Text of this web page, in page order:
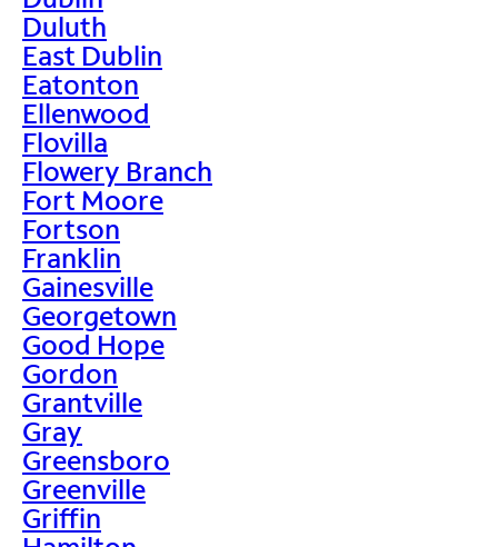
Duluth
East Dublin
Eatonton
Ellenwood
Flovilla
Flowery Branch
Fort Moore
Fortson
Franklin
Gainesville
Georgetown
Good Hope
Gordon
Grantville
Gray
Greensboro
Greenville
Griffin